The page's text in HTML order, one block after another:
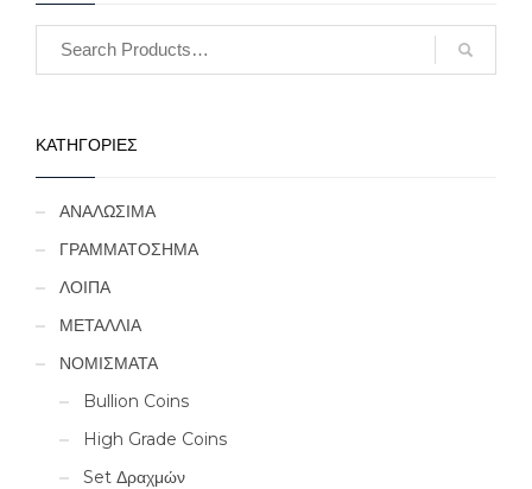
ΚΑΤΗΓΟΡΙΕΣ
ΑΝΑΛΩΣΙΜΑ
ΓΡΑΜΜΑΤΟΣΗΜΑ
ΛΟΙΠΑ
ΜΕΤΑΛΛΙΑ
ΝΟΜΙΣΜΑΤΑ
Bullion Coins
High Grade Coins
Set Δραχμών